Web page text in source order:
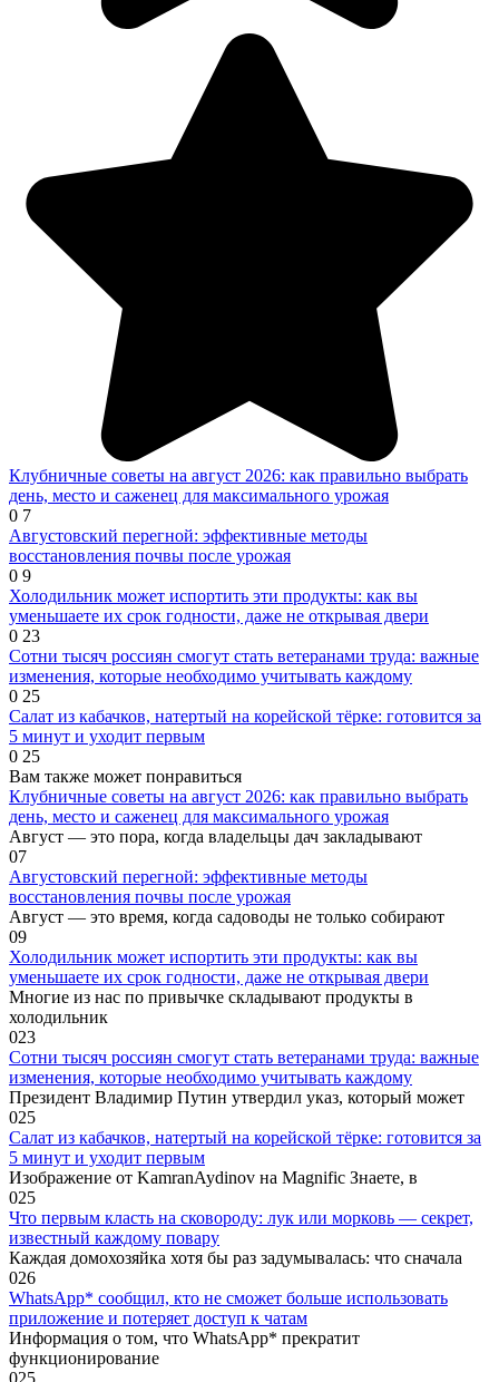
Клубничные советы на август 2026: как правильно выбрать
день, место и саженец для максимального урожая
0 7
Августовский перегной: эффективные методы
восстановления почвы после урожая
0 9
Холодильник может испортить эти продукты: как вы
уменьшаете их срок годности, даже не открывая двери
0 23
Сотни тысяч россиян смогут стать ветеранами труда: важные
изменения, которые необходимо учитывать каждому
0 25
Салат из кабачков, натертый на корейской тёрке: готовится за
5 минут и уходит первым
0 25
Вам также может понравиться
Клубничные советы на август 2026: как правильно выбрать
день, место и саженец для максимального урожая
Август — это пора, когда владельцы дач закладывают
07
Августовский перегной: эффективные методы
восстановления почвы после урожая
Август — это время, когда садоводы не только собирают
09
Холодильник может испортить эти продукты: как вы
уменьшаете их срок годности, даже не открывая двери
Многие из нас по привычке складывают продукты в
холодильник
023
Сотни тысяч россиян смогут стать ветеранами труда: важные
изменения, которые необходимо учитывать каждому
Президент Владимир Путин утвердил указ, который может
025
Салат из кабачков, натертый на корейской тёрке: готовится за
5 минут и уходит первым
Изображение от KamranAydinov на Magnific Знаете, в
025
Что первым класть на сковороду: лук или морковь — секрет,
известный каждому повару
Каждая домохозяйка хотя бы раз задумывалась: что сначала
026
WhatsApp* сообщил, кто не сможет больше использовать
приложение и потеряет доступ к чатам
Информация о том, что WhatsApp* прекратит
функционирование
025